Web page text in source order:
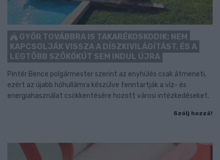
GYŐR TOVÁBBRA IS TAKARÉKOSKODIK: NEM
KAPCSOLJÁK VISSZA A DÍSZKIVILÁGÍTÁST, ÉS A
LEGTÖBB SZÖKŐKÚT SEM INDUL ÚJRA
Pintér Bence polgármester szerint az enyhülés csak átmeneti,
ezért az újabb hőhullámra készülve fenntartják a víz- és
energiahasználat csökkentésére hozott városi intézkedéseket.
Szólj hozzá!